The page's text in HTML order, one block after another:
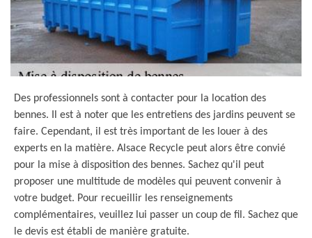
Des professionnels sont à contacter pour la location des
bennes. Il est à noter que les entretiens des jardins peuvent se
faire. Cependant, il est très important de les louer à des
experts en la matière. Alsace Recycle peut alors être convié
pour la mise à disposition des bennes. Sachez qu'il peut
proposer une multitude de modèles qui peuvent convenir à
votre budget. Pour recueillir les renseignements
complémentaires, veuillez lui passer un coup de fil. Sachez que
le devis est établi de manière gratuite.